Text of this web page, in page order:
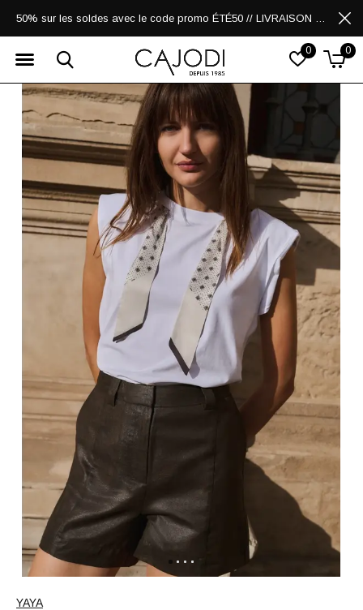
0 0
50% sur les soldes avec le code promo ÉTÉ50 // LIVRAISON GRATUITE POUR LES ACHATS DE 250$ ET PLUS
YAYA